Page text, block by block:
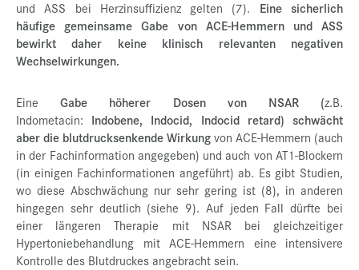
und ASS bei Herzinsuffizienz gelten (7). Eine sicherlich
häufige gemeinsame Gabe von ACE-Hemmern und ASS
bewirkt daher keine klinisch relevanten negativen
Wechselwirkungen.
EineGabe höherer Dosen von NSAR (z.B.
Indometacin: Indobene, Indocid, Indocid retard) schwächt
aber die blutdrucksenkende Wirkungvon ACE-Hemmern (auch
in der Fachinformation angegeben) und auch von AT1-Blockern
(in einigen Fachinformationen angeführt) ab. Es gibt Studien,
wo diese Abschwächung nur sehr gering ist (8), in anderen
hingegen sehr deutlich (siehe 9). Auf jeden Fall dürfte bei
einer längeren Therapie mit NSAR bei gleichzeitiger
Hypertoniebehandlung mit ACE-Hemmern eine intensivere
Kontrolle des Blutdruckes angebracht sein.